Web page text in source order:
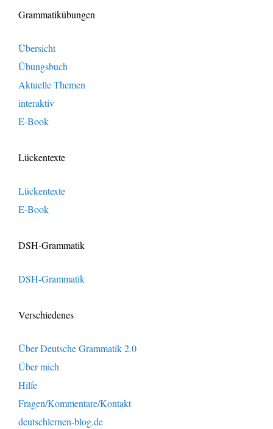
Grammatikübungen
Übersicht
Übungsbuch
Aktuelle Themen
interaktiv
E-Book
Lückentexte
Lückentexte
E-Book
DSH-Grammatik
DSH-Grammatik
Verschiedenes
Über Deutsche Grammatik 2.0
Über mich
Hilfe
Fragen/Kommentare/Kontakt
deutschlernen-blog.de